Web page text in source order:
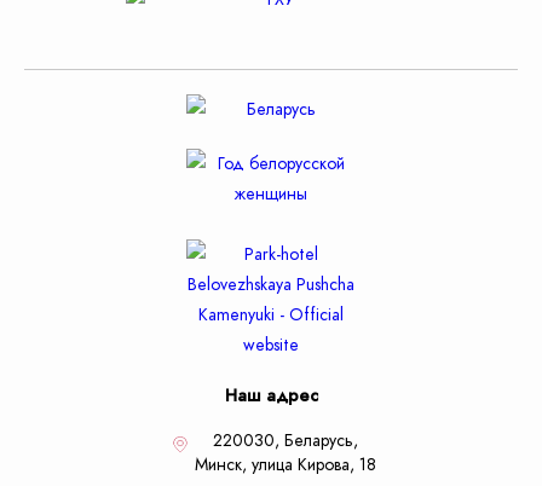
Наш адрес
220030, Беларусь,
Минск, улица Кирова, 18